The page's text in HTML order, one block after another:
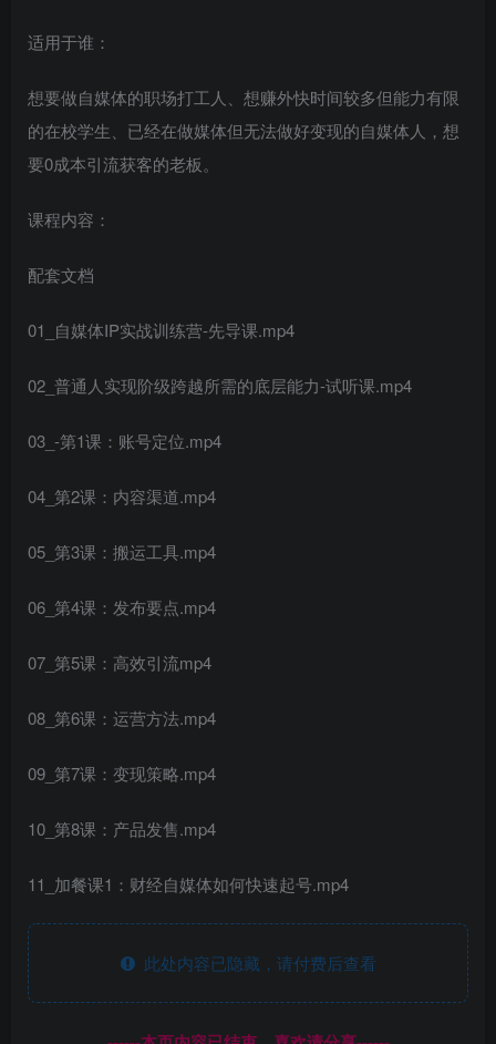
适用于谁：
想要做自媒体的职场打工人、想赚外快时间较多但能力有限
的在校学生、已经在做媒体但无法做好变现的自媒体人，想
要0成本引流获客的老板。
课程内容：
配套文档
01_自媒体IP实战训练营-先导课.mp4
02_普通人实现阶级跨越所需的底层能力-试听课.mp4
03_-第1课：账号定位.mp4
04_第2课：内容渠道.mp4
05_第3课：搬运工具.mp4
06_第4课：发布要点.mp4
07_第5课：高效引流mp4
08_第6课：运营方法.mp4
09_第7课：变现策略.mp4
10_第8课：产品发售.mp4
11_加餐课1：财经自媒体如何快速起号.mp4
此处内容已隐藏，请付费后查看